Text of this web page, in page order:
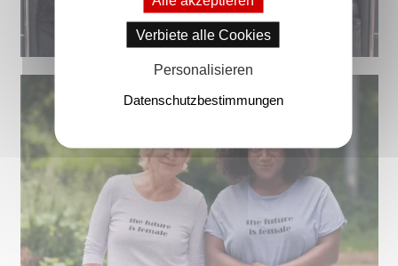
Verbiete alle Cookies
Personalisieren
Datenschutzbestimmungen